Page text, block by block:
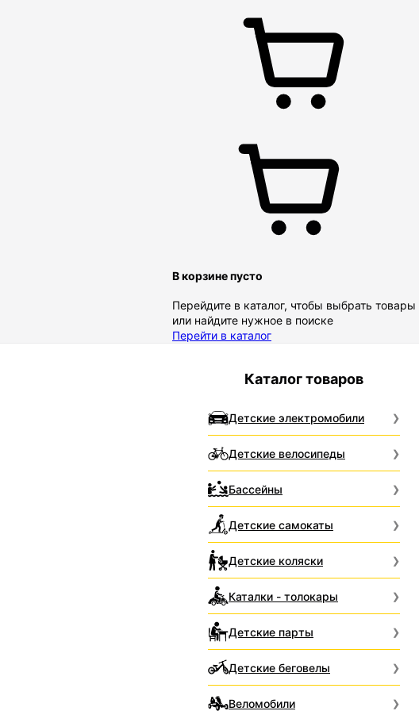
В корзине пусто
Перейдите в каталог, чтобы выбрать товары
или найдите нужное в поиске
Перейти в каталог
Каталог товаров
Детские электромобили
Детские велосипеды
Бассейны
Детские самокаты
Детские коляски
Каталки - толокары
Детские парты
Детские беговелы
Веломобили